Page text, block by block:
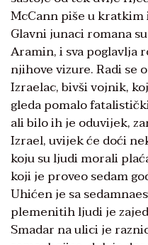
McCann piše u
Glavni junaci romana
Aramin, i sva poglavlja
njihove vizure. Radi se
Izraelac, bivši vojnik,
gleda pomalo
ali bilo ih je oduvijek,
Izrael, uvijek će doći
koju su ljudi morali
koji je proveo sedam
Uhićen je sa
plemenitih ljudi je
Smadar na ulici je